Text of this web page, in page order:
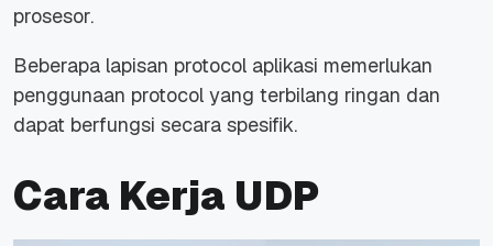
prosesor.
Beberapa lapisan protocol aplikasi memerlukan
penggunaan protocol yang terbilang ringan dan
dapat berfungsi secara spesifik.
Cara Kerja UDP